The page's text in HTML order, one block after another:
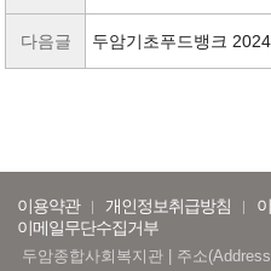
다음글 두암기초푸드뱅크
이용약관 개인정보취급방침
이메일무단수집거부
두암종합사회복지관 | 주소